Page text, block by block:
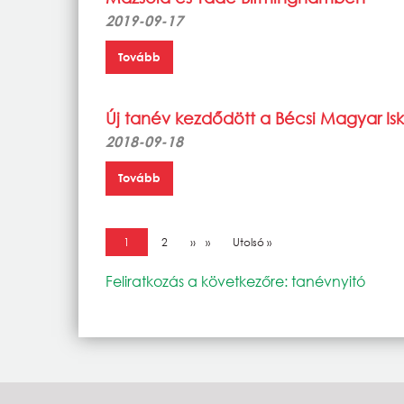
2019-09-17
Tovább
Új tanév kezdődött a Bécsi Magyar
2018-09-18
Tovább
Oldalszámozás
Jelenlegi oldal
1 Oldal
2 Következő oldal
›› Utolsó oldal
Utolsó »
Feliratkozás a következőre: tanévnyitó